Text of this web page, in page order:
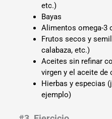
etc.)
Bayas
Alimentos omega-3
Frutos secos y
calabaza, etc.)
Aceites sin refinar
virgen y el aceite de
Hierbas y especias
ejemplo)